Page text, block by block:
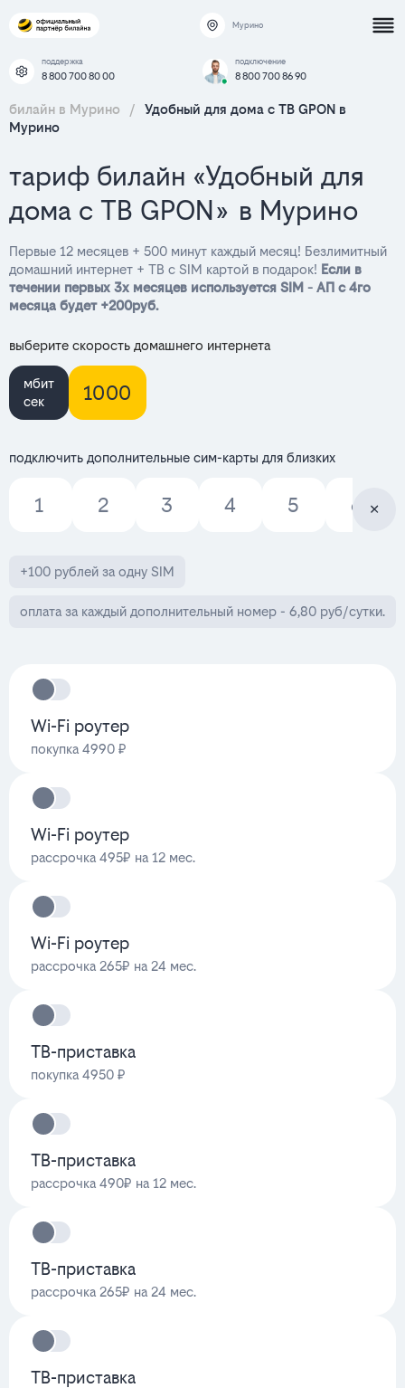
Мурино
поддержка
8 800 700 80 00
подключение
8 800 700 86 90
билайн в Мурино /
Удобный для дома с ТВ GPON в
Мурино
тариф билайн «Удобный для
дома с ТВ GPON» в Мурино
Первые 12 месяцев + 500 минут каждый месяц! Безлимитный
домашний интернет + ТВ с SIM картой в подарок! Если в
течении первых 3х месяцев используется SIM - АП с 4го
месяца будет +200руб.
выберите скорость домашнего интернета
мбит
сек
1000
подключить дополнительные сим-карты для близких
1 2 3 4 5 6
+100 рублей за одну SIM
оплата за каждый дополнительный номер - 6,80 руб/сутки.
Wi-Fi роутер
покупка 4990 ₽
Wi-Fi роутер
рассрочка 495₽ на 12 мес.
Wi-Fi роутер
рассрочка 265₽ на 24 мес.
ТВ-приставка
покупка 4950 ₽
ТВ-приставка
рассрочка 490₽ на 12 мес.
ТВ-приставка
рассрочка 265₽ на 24 мес.
ТВ-приставка